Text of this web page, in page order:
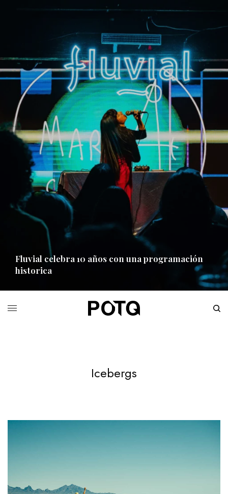
Fluvial celebra 10 años con una programación
historica
Icebergs